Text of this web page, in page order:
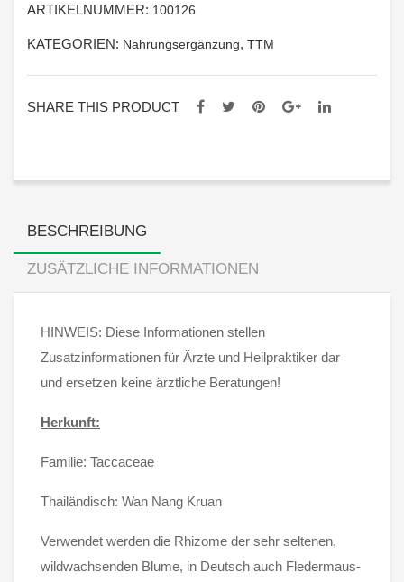
ARTIKELNUMMER: 100126
KATEGORIEN: Nahrungsergänzung, TTM
SHARE THIS PRODUCT
BESCHREIBUNG
ZUSÄTZLICHE INFORMATIONEN
HINWEIS: Diese Informationen stellen
Zusatzinformationen für Ärzte und Heilpraktiker dar
und ersetzen keine ärztliche Beratungen!
Herkunft:
Familie: Taccaceae
Thailändisch: Wan Nang Kruan
Verwendet werden die Rhizome der sehr seltenen,
wildwachsenden Blume, in Deutsch auch Fledermaus-